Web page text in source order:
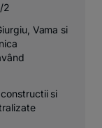
2
Vama si
si